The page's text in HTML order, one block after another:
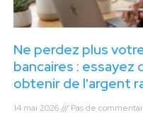
Ne perdez plus
bancaires : essayez
obtenir de l'argent
14 mai 2026 Pas de